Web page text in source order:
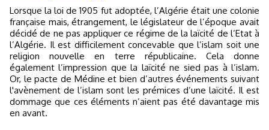
Lorsque la loi de 1905 fut adoptée, l’Algérie était une colonie
française mais, étrangement, le législateur de l’époque avait
décidé de ne pas appliquer ce régime de la laïcité de l’Etat à
l’Algérie. Il est difficilement concevable que l’islam soit une
religion nouvelle en terre républicaine. Cela donne
également l’impression que la laïcité ne sied pas à l’islam.
Or, le pacte de Médine et bien d’autres événements suivant
l'avènement de l’islam sont les prémices d’une laïcité. Il est
dommage que ces éléments n’aient pas été davantage mis
en avant.